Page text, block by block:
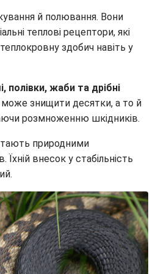
й полювання. Вони
теплові рецептори, які
здобич навіть у
полівки, жаби та дрібні
може знищити десятки, а то й
розмноженню шкідників.
природними
Їхній внесок у стабільність